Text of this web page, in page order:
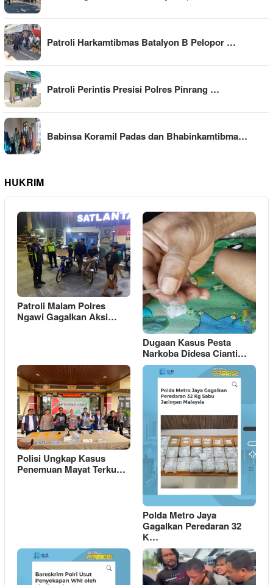
Patroli Harkamtibmas Batalyon B Pelopor …
Patroli Perintis Presisi Polres Pinrang …
Babinsa Koramil Padas dan Bhabinkamtibma…
HUKRIM
Patroli Malam Polres
Ngawi Gagalkan Aksi…
Dugaan Kasus Pesta
Narkoba Didesa Cianti…
Polisi Ungkap Kasus
Penemuan Mayat Terku…
Polda Metro Jaya
Gagalkan Peredaran 32
K…